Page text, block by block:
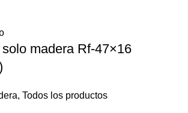
madera Rf-47×16
, Todos los productos